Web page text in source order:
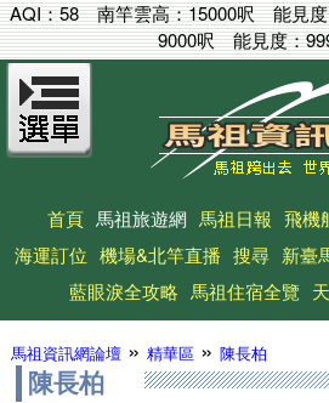
AQI：58 南竿雲高：15000呎能見度
9000呎能見度：
首頁 馬祖旅遊網 馬祖日報 飛機
海運訂位 機場&北竿直播 搜尋 新臺
藍眼淚全攻略 馬祖住宿全覽
馬祖資訊網論壇» 精華區» 陳長柏
陳長柏